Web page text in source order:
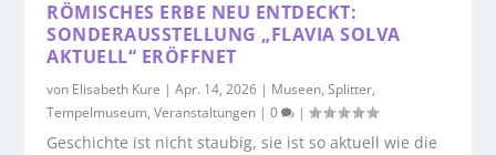
RÖMISCHES ERBE NEU ENTDECKT:
SONDERAUSSTELLUNG „FLAVIA SOLVA
AKTUELL“ ERÖFFNET
von Elisabeth Kure |Apr. 14, 2026 | Museen,Splitter,
Tempelmuseum,Veranstaltungen |0 |
Geschichte ist nicht staubig, sie ist so aktuell wie die